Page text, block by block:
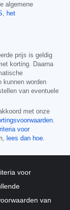
algemene
, het
prijs is geldig
korting. Daarna
kunnen worden
van eventuele
met onze
.
voor
lees dan hoe.
voor
van